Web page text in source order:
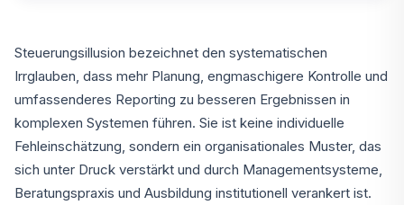
Steuerungsillusion bezeichnet den systematischen
Irrglauben, dass mehr Planung, engmaschigere Kontrolle und
umfassenderes Reporting zu besseren Ergebnissen in
komplexen Systemen führen. Sie ist keine individuelle
Fehleinschätzung, sondern ein organisationales Muster, das
sich unter Druck verstärkt und durch Managementsysteme,
Beratungspraxis und Ausbildung institutionell verankert ist.